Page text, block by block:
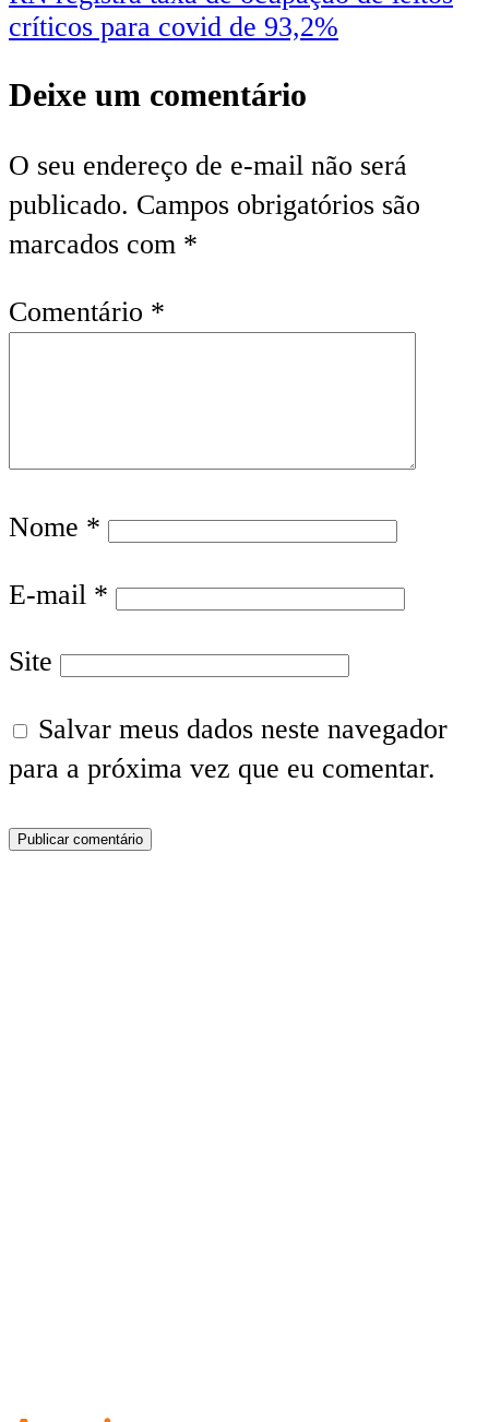
críticos para covid de 93,2%
Deixe um comentário
O seu endereço de e-mail não será
publicado. Campos obrigatórios são
marcados com *
Comentário *
Nome *
E-mail *
Site
Salvar meus dados neste navegador
para a próxima vez que eu comentar.